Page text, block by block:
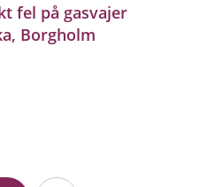
fel på gasvajer
Borgholm